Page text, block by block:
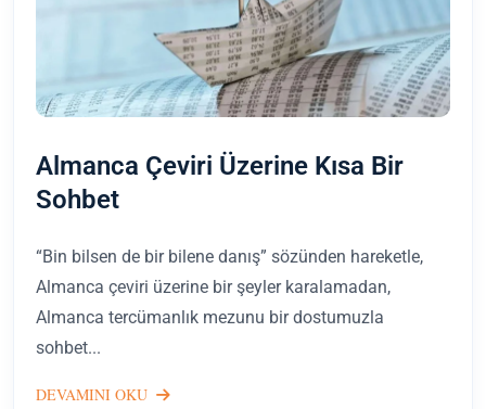
Almanca Çeviri Üzerine Kısa Bir
Sohbet
“Bin bilsen de bir bilene danış” sözünden hareketle,
Almanca çeviri üzerine bir şeyler karalamadan,
Almanca tercümanlık mezunu bir dostumuzla
sohbet...
DEVAMINI OKU